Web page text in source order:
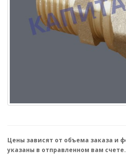
Цены зависят от объема заказа и
указаны в отправленном вам счете.